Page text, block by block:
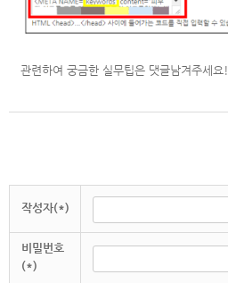
관련하여 궁금한 실무팁은 댓글남겨주세요!
작성자(*)
비밀번호
(*)